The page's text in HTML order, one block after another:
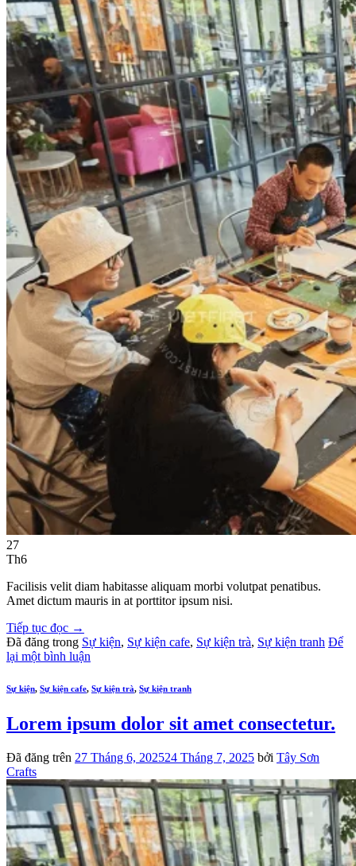
27
Th6
Facilisis velit diam habitasse aliquam morbi volutpat penatibus.
Amet dictum mauris in at porttitor ipsum nisi.
Tiếp tục đọc →
Đã đăng trong Sự kiện, Sự kiện cafe, Sự kiện trà, Sự kiện tranh Để
lại một bình luận
Sự kiện, Sự kiện cafe, Sự kiện trà, Sự kiện tranh
Lorem ipsum dolor sit amet consectetur.
Đã đăng trên 27 Tháng 6, 202524 Tháng 7, 2025 bởi Tây Sơn
Crafts